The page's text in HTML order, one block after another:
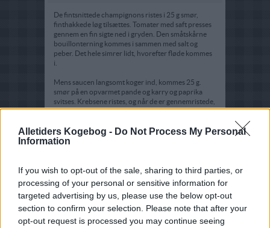
Alletiders Kogebog - Do Not Process My Personal
Information
If you wish to opt-out of the sale, sharing to third parties, or
processing of your personal or sensitive information for
targeted advertising by us, please use the below opt-out
section to confirm your selection. Please note that after your
opt-out request is processed you may continue seeing
De fintsnittede champignons ristes i 25 g smør,
finthakkede løg tilsættes. Tomater med saft presses
gennem en fin sigte ned i gryden. Den småtskårne
bouillonterning kommes i sammen med salt og
peber. Det hele simrer lidt, hvorefter fløde kommes
i.
Mens saucen langsomt koger ind, kommes 25 g.
smør på en opvarmet pande og karry og paprika
svitses. Krebsene ristes, og når de er gennemristede,
overhældes de med hvidvin. Krebs med vin hældes
det rygende varmt med ris.